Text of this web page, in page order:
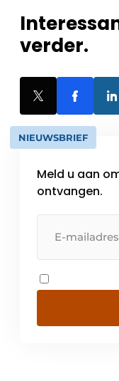
verder.
NIEUWSBRIEF
Meld u aan
ontvangen.